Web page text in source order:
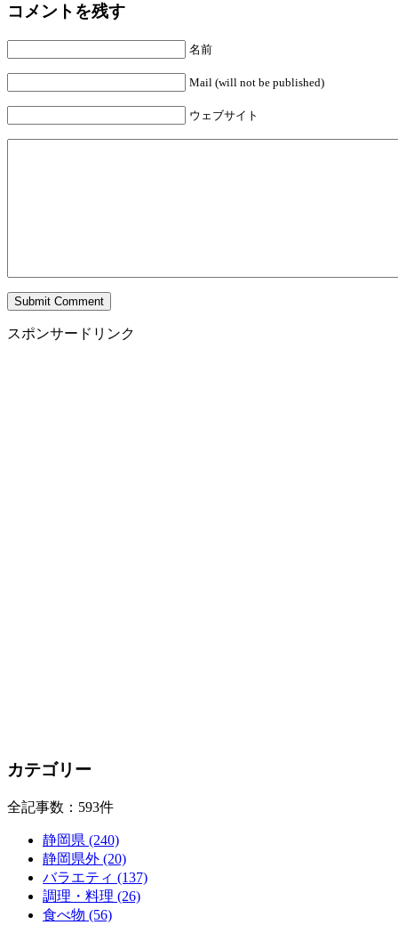
コメントを残す
名前
Mail (will not be published)
ウェブサイト
スポンサードリンク
カテゴリー
全記事数：593件
静岡県 (240)
静岡県外 (20)
バラエティ (137)
調理・料理 (26)
食べ物 (56)